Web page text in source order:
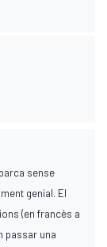
sense
genial. El
(en francès a
passar una